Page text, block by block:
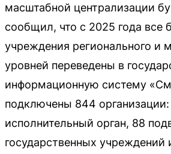
масштабной централизации
сообщил, что с 2025 года
учреждения регионального и
уровней переведены в
информационную систему
подключены 844 организации:
исполнительный орган, 88
государственных учреждений